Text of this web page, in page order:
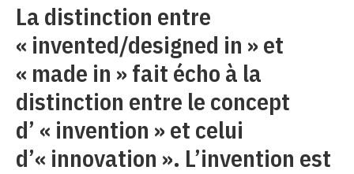
La distinction entre
« invented/designed in » et
« made in » fait écho à la
distinction entre le concept
d’ « invention » et celui
d’« innovation ». L’invention est